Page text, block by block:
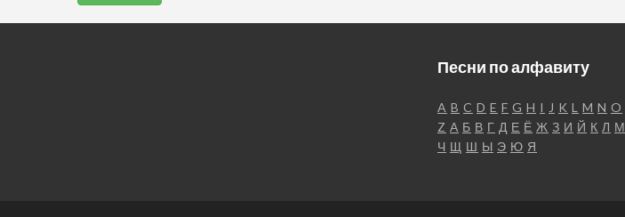
Песни по алфавиту
A B C D E F G H I J K L M N O
Z А Б В Г Д Е Ё Ж З И Й К Л М
Ч Щ Ш Ы Э Ю Я